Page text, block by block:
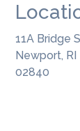
11A Bridge
Newport, RI
02840